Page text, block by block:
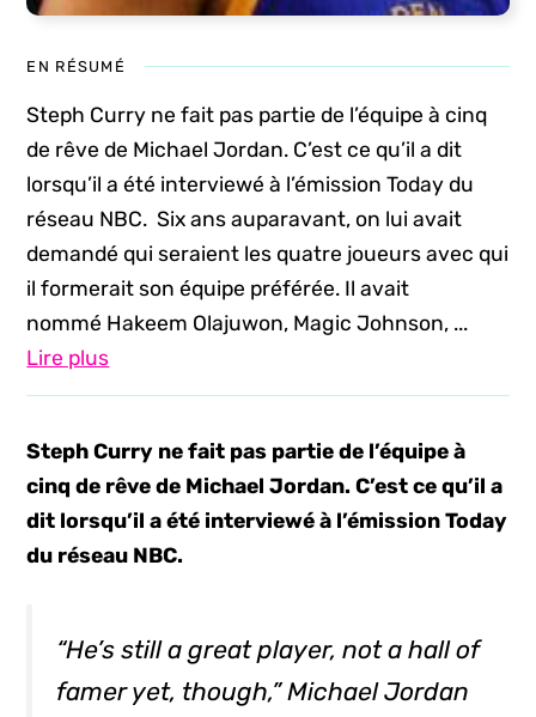
EN RÉSUMÉ
Steph Curry ne fait pas partie de l’équipe à cinq
de rêve de Michael Jordan. C’est ce qu’il a dit
lorsqu’il a été interviewé à l’émission Today du
réseau NBC. Six ans auparavant, on lui avait
demandé qui seraient les quatre joueurs avec qui
il formerait son équipe préférée. Il avait
nommé Hakeem Olajuwon, Magic Johnson, ...
Lire plus
Steph Curry ne fait pas partie de l’équipe à
cinq de rêve de Michael Jordan. C’est ce qu’il a
dit lorsqu’il a été interviewé à l’émission Today
du réseau NBC.
“He’s still a great player, not a hall of
famer yet, though,” Michael Jordan